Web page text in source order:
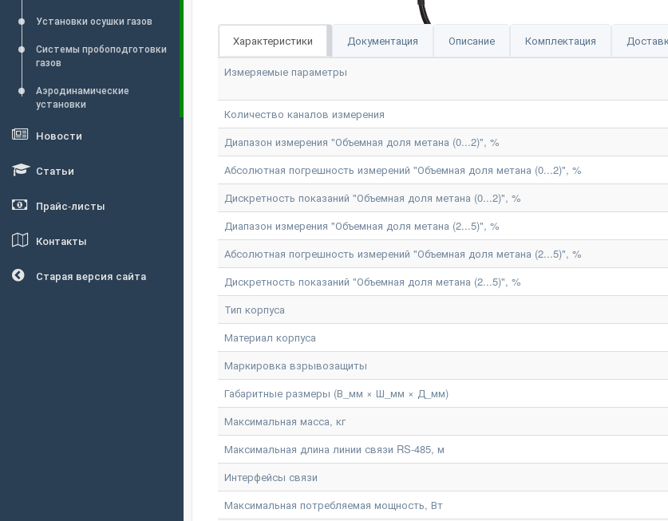
Установки осушки газов
Системы пробоподготовки
газов
Аэродинамические
установки
Новости
Статьи
Прайс-листы
Контакты
Старая версия сайта
Характеристики Документация Описание Комплектация
Измеряемые параметры
Количество каналов измерения
Диапазон измерения "Объемная доля метана (0...2)", %
Абсолютная погрешность измерений "Объемная доля метана (0...2)", %
Дискретность показаний "Объемная доля метана (0...2)", %
Диапазон измерения "Объемная доля метана (2...5)", %
Абсолютная погрешность измерений "Объемная доля метана (2...5)", %
Дискретность показаний "Объемная доля метана (2...5)", %
Тип корпуса
Материал корпуса
Маркировка взрывозащиты
Габаритные размеры (В_мм × Ш_мм × Д_мм)
Максимальная масса, кг
Максимальная длина линии связи RS-485, м
Интерфейсы связи
Максимальная потребляемая мощность, Вт